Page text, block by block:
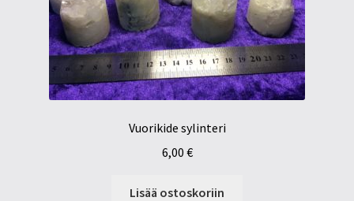
Vuorikide sylinteri
6,00 €
Lisää ostoskoriin